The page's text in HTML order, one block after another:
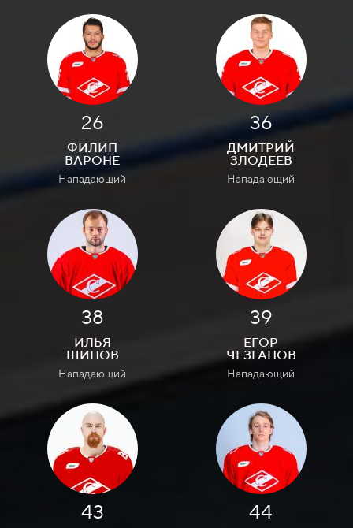
26
ФИЛИП
ВАРОНЕ
Нападающий
36
ДМИТРИЙ
ЗЛОДЕЕВ
Нападающий
38
ИЛЬЯ
ШИПОВ
Нападающий
39
ЕГОР
ЧЕЗГАНОВ
Нападающий
43 44